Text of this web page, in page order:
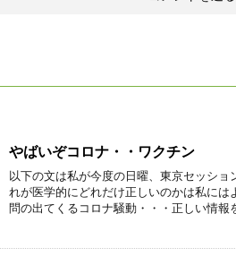
やばいぞコロナ・・ワクチン
以下の文は私が今度の日曜、東京セッシ
れが医学的にどれだけ正しいのかは私に
問の出てくるコロナ騒動・・・正しい情報